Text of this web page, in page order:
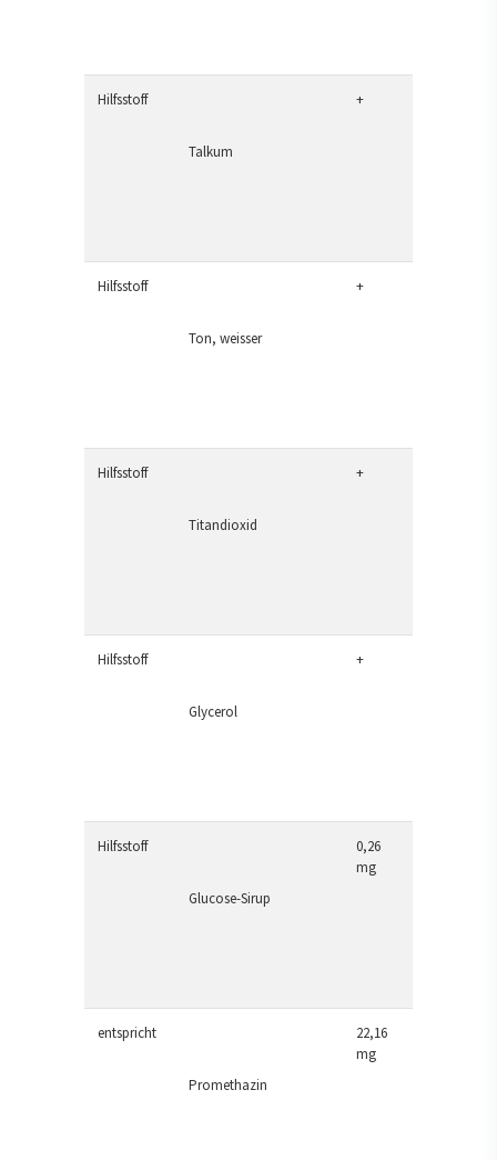
Hilfsstoff
Talkum
+
Hilfsstoff
Ton, weisser
+
Hilfsstoff
Titandioxid
+
Hilfsstoff
Glycerol
+
Hilfsstoff
Glucose-Sirup
0,26
mg
entspricht
Promethazin
22,16
mg